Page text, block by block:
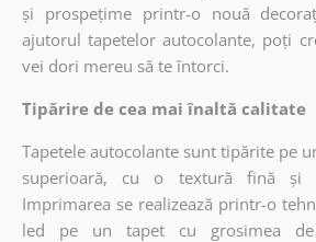
și prospețime printr-o nouă
ajutorul tapetelor autocolante, poți
vei dori mereu să te întorci.
Tipărire de cea mai înaltă calitate
Tapetele autocolante sunt tipărite pe
superioară, cu o textură fină și
Imprimarea se realizează printr-o
led pe un tapet cu grosimea